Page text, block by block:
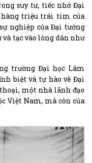
suy tư, tiếc nhớ Đại
hàng triệu trái tim của
nghiệp của Đại tướng
và tạc vào lòng dân như
trường Đại học Lâm
biệt và tự hào về Đại
một nhà lãnh đạo
Việt Nam, mà còn của